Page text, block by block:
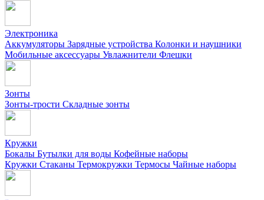
Электроника
Аккумуляторы Зарядные устройства Колонки и наушники
Мобильные аксессуары Увлажнители Флешки
Зонты
Зонты-трости Складные зонты
Кружки
Бокалы Бутылки для воды Кофейные наборы
Кружки Стаканы Термокружки Термосы Чайные наборы